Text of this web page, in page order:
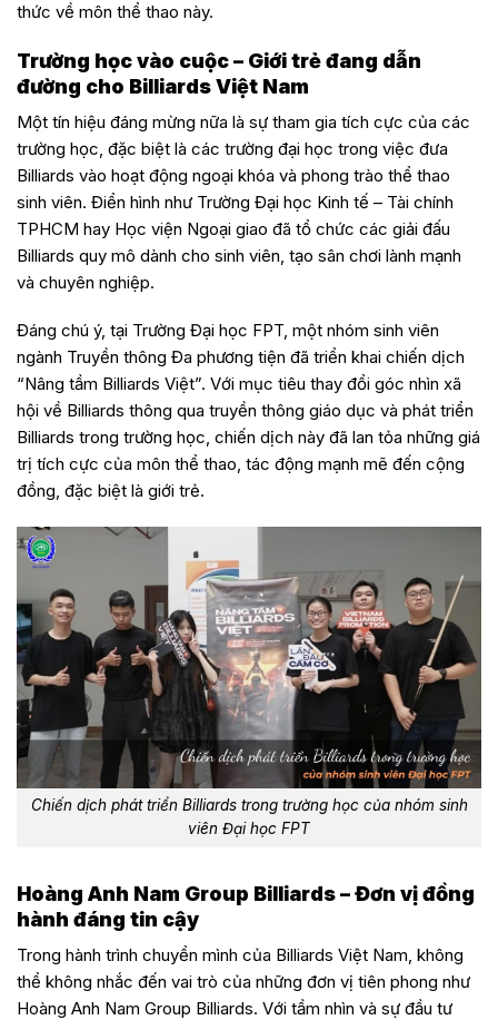
thức về môn thể thao này.
Trường học vào cuộc – Giới trẻ đang dẫn
đường cho Billiards Việt Nam
Một tín hiệu đáng mừng nữa là sự tham gia tích cực của các
trường học, đặc biệt là các trường đại học trong việc đưa
Billiards vào hoạt động ngoại khóa và phong trào thể thao
sinh viên. Điển hình như Trường Đại học Kinh tế – Tài chính
TPHCM hay Học viện Ngoại giao đã tổ chức các giải đấu
Billiards quy mô dành cho sinh viên, tạo sân chơi lành mạnh
và chuyên nghiệp.
Đáng chú ý, tại Trường Đại học FPT, một nhóm sinh viên
ngành Truyền thông Đa phương tiện đã triển khai chiến dịch
“Nâng tầm Billiards Việt”. Với mục tiêu thay đổi góc nhìn xã
hội về Billiards thông qua truyền thông giáo dục và phát triển
Billiards trong trường học, chiến dịch này đã lan tỏa những giá
trị tích cực của môn thể thao, tác động mạnh mẽ đến cộng
đồng, đặc biệt là giới trẻ.
Chiến dịch phát triển Billiards trong trường học của nhóm sinh
viên Đại học FPT
Hoàng Anh Nam Group Billiards – Đơn vị đồng
hành đáng tin cậy
Trong hành trình chuyển mình của Billiards Việt Nam, không
thể không nhắc đến vai trò của những đơn vị tiên phong như
Hoàng Anh Nam Group Billiards. Với tầm nhìn và sự đầu tư